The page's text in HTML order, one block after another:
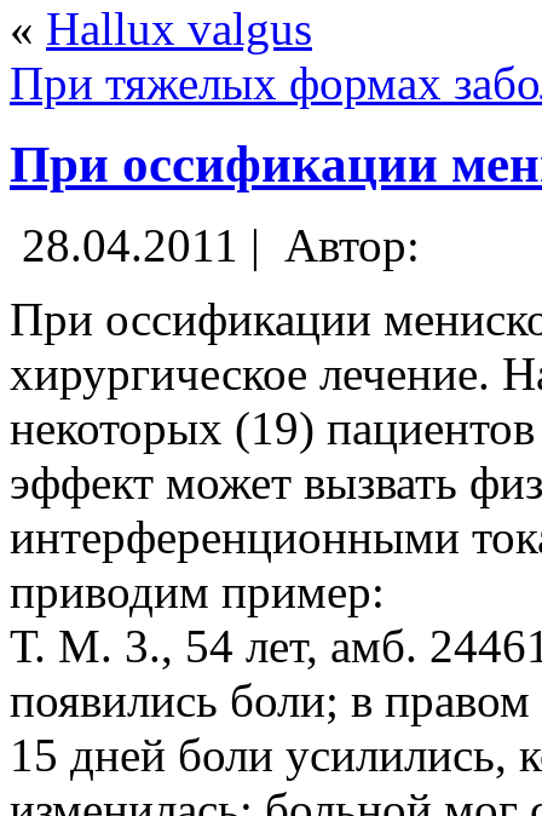
« Hallux valgus
При тяжелых формах
При оссификации
28.04.2011 | Автор:
При оссификации
хирургическое лечение.
некоторых (19)
эффект может вызвать
интерференционными
приводим пример:
Т. М. 3., 54 лет, амб.
появились боли; в
15 дней боли усилились,